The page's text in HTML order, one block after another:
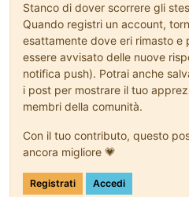
Stanco di dover scorrere gli
Quando registri un account,
esattamente dove eri rimasto e
essere avvisato delle nuove
notifica push). Potrai anche
i post per mostrare il tuo
membri della comunità.
Con il tuo contributo, questo
ancora migliore 💗
Registrati Accedi